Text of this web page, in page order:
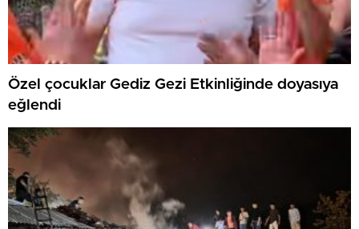
Özel çocuklar Gediz Gezi Etkinliğinde doyasıya
eğlendi